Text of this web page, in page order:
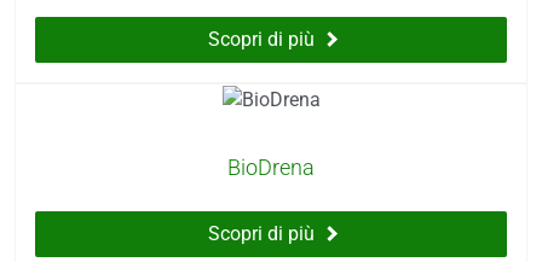
Scopri di più
BioDrena
Scopri di più